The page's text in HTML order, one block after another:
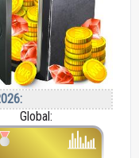
Global: